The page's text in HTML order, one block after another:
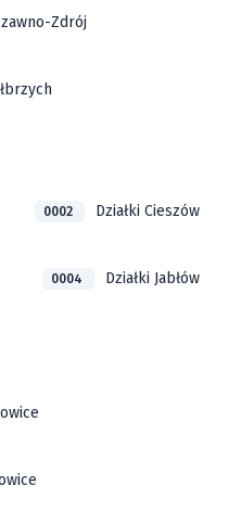
Zdrój
0002 Działki Cieszów
0004 Działki Jabłów